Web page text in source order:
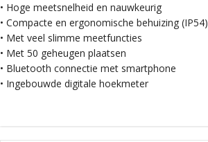
• Hoge meetsnelheid en nauwkeurig
• Compacte en ergonomische behuizing (IP54)
• Met veel slimme meetfuncties
• Met 50 geheugen plaatsen
• Bluetooth connectie met smartphone
• Ingebouwde digitale hoekmeter